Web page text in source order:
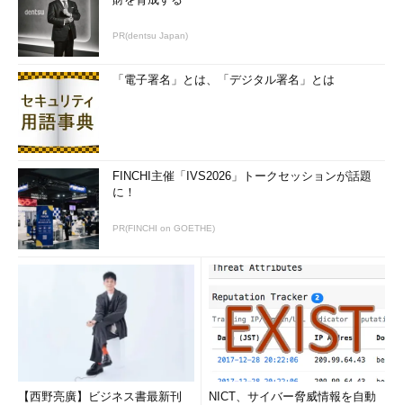
PR(dentsu Japan)
「電子署名」とは、「デジタル署名」とは
FINCHI主催「IVS2026」トークセッションが話題
に！
PR(FINCHI on GOETHE)
【西野亮廣】ビジネス書最新刊
NICT、サイバー脅威情報を自動